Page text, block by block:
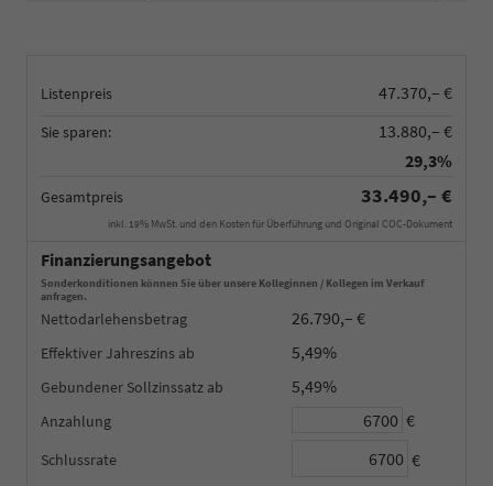
Listenpreis 47.370,– €
Sie sparen:
13.880,– €
29,3%
Gesamtpreis 33.490,– €
inkl. 19% MwSt. und den Kosten für Überführung und Original COC-Dokument
Finanzierungsangebot
Sonderkonditionen können Sie über unsere Kolleginnen / Kollegen im Verkauf
anfragen.
Nettodarlehensbetrag 26.790,– €
Effektiver Jahreszins 5,49%
Gebundener Sollzinssatz 5,49%
Anzahlung €
Schlussrate €